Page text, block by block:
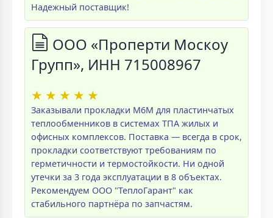
Надежный поставщик!
ООО «Проперти Москоу
Групп», ИНН 715008967
★ ★ ★ ★ ★
Заказывали прокладки M6M для пластинчатых
теплообменников в системах ТПА жилых и
офисных комплексов. Поставка — всегда в срок,
прокладки соответствуют требованиям по
герметичности и термостойкости. Ни одной
утечки за 3 года эксплуатации в 8 объектах.
Рекомендуем ООО "ТеплоГарант" как
стабильного партнёра по запчастям.